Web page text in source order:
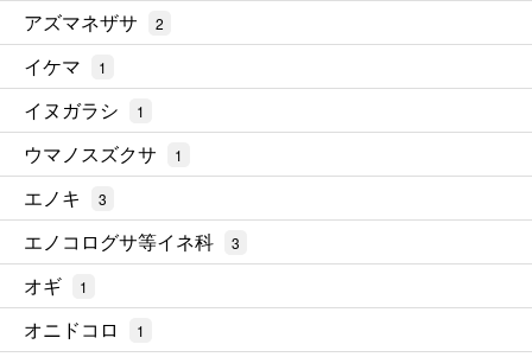
アズマネザサ 2
イケマ 1
イヌガラシ 1
ウマノスズクサ 1
エノキ 3
エノコログサ等イネ科 3
オギ 1
オニドコロ 1